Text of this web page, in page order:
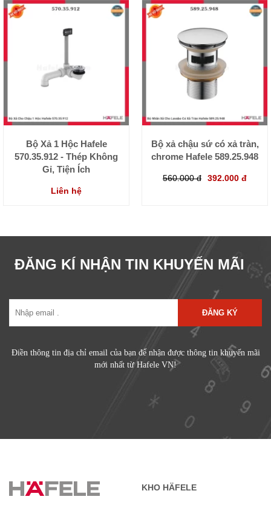
Bộ Xả 1 Hộc Hafele
570.35.912 - Thép Không
Gỉ, Tiện Ích
Liên hệ
Bộ xả chậu sứ có xả tràn,
chrome Hafele 589.25.948
560.000 đ 392.000 đ
ĐĂNG KÍ NHẬN TIN KHUYẾN MÃI
ĐĂNG KÝ
Điền thông tin địa chỉ email của bạn để nhận được thông tin khuyến mãi
mới nhất từ Hafele VN!
KHO HÄFELE